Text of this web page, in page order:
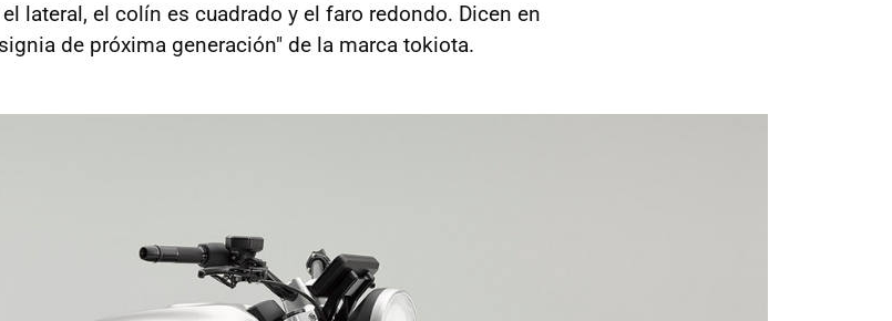
lateral, el colín es cuadrado y el faro redondo. Dicen en
de próxima generación" de la marca tokiota.